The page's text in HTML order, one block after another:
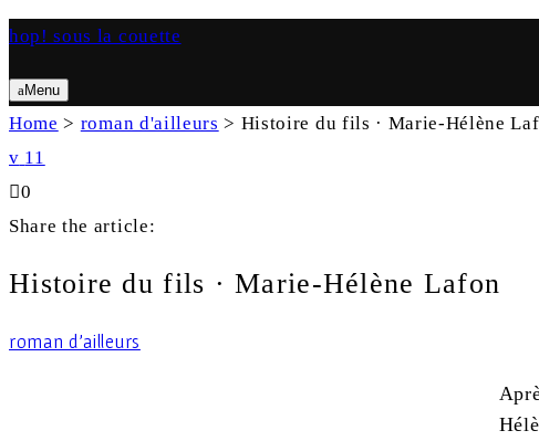
hop! sous la couette
Menu
Search
Home > roman d'ailleurs > Histoire du fils · Marie-Hélène
11
0
Search
Share the article:
Histoire du fils · Marie-Hélène Lafon
roman d'ailleurs